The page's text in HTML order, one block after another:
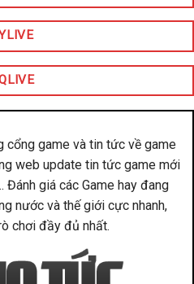
cổng game và tin tức về game
web update tin tức game mới
Đánh giá các Game hay đang
nước và thế giới cực nhanh,
chơi đầy đủ nhất.